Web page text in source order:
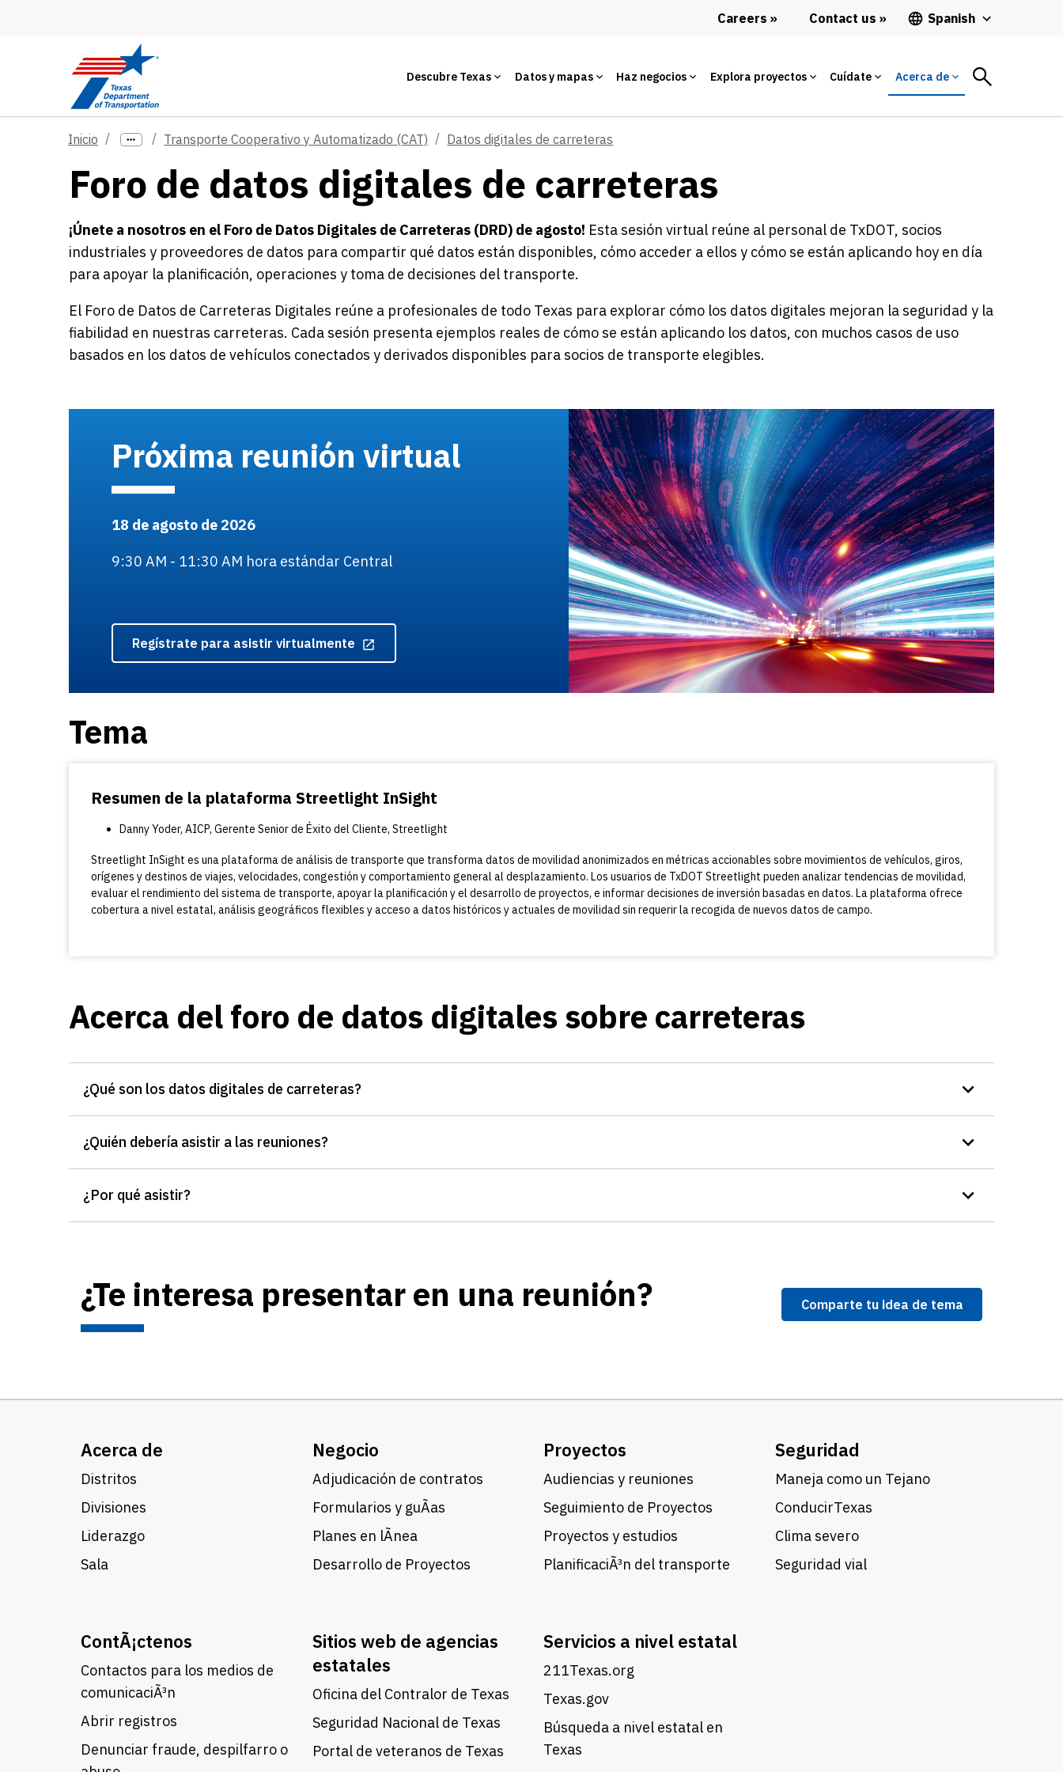
Careers Contact us Spanish
Descubre Texas Datos y mapas Haz negocios Explora proyectos Cuídate Acerca de
Inicio Transporte Cooperativo y Automatizado (CAT) Datos digitales de carreteras
Foro de datos digitales de carreteras
¡Únete a nosotros en el Foro de Datos Digitales de Carreteras (DRD) de agosto! Esta sesión virtual reúne al personal de TxDOT, socios
industriales y proveedores de datos para compartir qué datos están disponibles, cómo acceder a ellos y cómo se están aplicando hoy en día
para apoyar la planificación, operaciones y toma de decisiones del transporte.
El Foro de Datos de Carreteras Digitales reúne a profesionales de todo Texas para explorar cómo los datos digitales mejoran la seguridad y la
fiabilidad en nuestras carreteras. Cada sesión presenta ejemplos reales de cómo se están aplicando los datos, con muchos casos de uso
basados en los datos de vehículos conectados y derivados disponibles para socios de transporte elegibles.
Próxima reunión virtual
18 de agosto de 2026
9:30 AM - 11:30 AM hora estándar Central
Regístrate para asistir virtualmente
Tema
Resumen de la plataforma Streetlight InSight
Danny Yoder, AICP, Gerente Senior de Éxito del Cliente, Streetlight
Streetlight InSight es una plataforma de análisis de transporte que transforma datos de movilidad anonimizados en métricas accionables sobre movimientos de vehículos, giros,
orígenes y destinos de viajes, velocidades, congestión y comportamiento general al desplazamiento. Los usuarios de TxDOT Streetlight pueden analizar tendencias de movilidad,
evaluar el rendimiento del sistema de transporte, apoyar la planificación y el desarrollo de proyectos, e informar decisiones de inversión basadas en datos. La plataforma ofrece
cobertura a nivel estatal, análisis geográficos flexibles y acceso a datos históricos y actuales de movilidad sin requerir la recogida de nuevos datos de campo.
Acerca del foro de datos digitales sobre carreteras
¿Qué son los datos digitales de carreteras?
¿Quién debería asistir a las reuniones?
¿Por qué asistir?
¿Te interesa presentar en una reunión? Comparte tu idea de tema
Acerca de
Distritos
Divisiones
Liderazgo
Sala
Negocio
Adjudicación de contratos
Formularios y guÃ­as
Planes en lÃ­nea
Desarrollo de Proyectos
Proyectos
Audiencias y reuniones
Seguimiento de Proyectos
Proyectos y estudios
PlanificaciÃ³n del transporte
Seguridad
Maneja como un Tejano
ConducirTexas
Clima severo
Seguridad vial
ContÃ¡ctenos
Contactos para los medios de
comunicaciÃ³n
Abrir registros
Denunciar fraude, despilfarro o
Sitios web de agencias
estatales
Oficina del Contralor de Texas
Seguridad Nacional de Texas
Portal de veteranos de Texas
Servicios a nivel estatal
211Texas.org
Texas.gov
Búsqueda a nivel estatal en
Texas